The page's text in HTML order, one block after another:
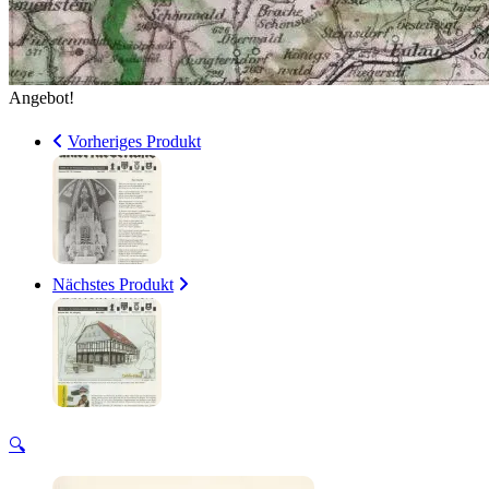
Angebot!
Vorheriges Produkt
Nächstes Produkt
🔍